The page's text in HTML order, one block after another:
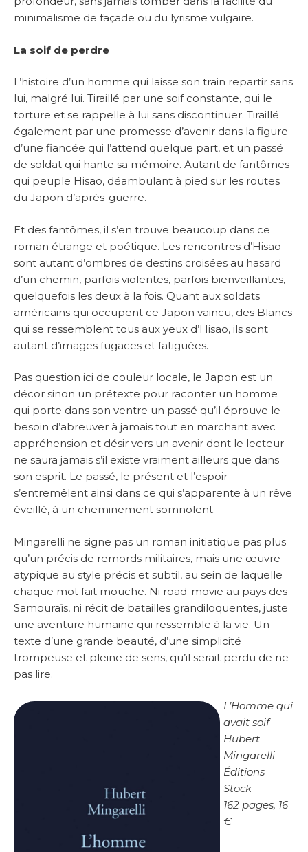
minimalisme de façade ou du lyrisme vulgaire.
La soif de perdre
L’histoire d’un homme qui laisse son train repartir sans
lui, malgré lui. Tiraillé par une soif constante, qui le
torture et se rappelle à lui sans discontinuer. Tiraillé
également par une promesse d’avenir dans la figure
d’une fiancée qui l’attend quelque part, et un passé
de soldat qui hante sa mémoire. Autant de fantômes
qui peuple Hisao, déambulant à pied sur les routes
du Japon d’après-guerre.
Et des fantômes, il s’en trouve beaucoup dans ce
roman étrange et poétique. Les rencontres d’Hisao
sont autant d’ombres de destins croisées au hasard
d’un chemin, parfois violentes, parfois bienveillantes,
quelquefois les deux à la fois. Quant aux soldats
américains qui occupent ce Japon vaincu, des Blancs
qui se ressemblent tous aux yeux d’Hisao, ils sont
autant d’images fugaces et fatiguées.
Pas question ici de couleur locale, le Japon est un
décor sinon un prétexte pour raconter un homme
qui porte dans son ventre un passé qu’il éprouve le
besoin d’abreuver à jamais tout en marchant avec
appréhension et désir vers un avenir dont le lecteur
ne saura jamais s’il existe vraiment ailleurs que dans
son esprit. Le passé, le présent et l’espoir
s’entremêlent ainsi dans ce qui s’apparente à un rêve
éveillé, à un cheminement somnolent.
Mingarelli ne signe pas un roman initiatique pas plus
qu’un précis de remords militaires, mais une œuvre
atypique au style précis et subtil, au sein de laquelle
chaque mot fait mouche. Ni road-movie au pays des
Samouraïs, ni récit de batailles grandiloquentes, juste
une aventure humaine qui ressemble à la vie. Un
texte d’une grande beauté, d’une simplicité
trompeuse et pleine de sens, qu’il serait perdu de ne
pas lire.
L’Homme qui
avait soif
Hubert
Mingarelli
Éditions
Stock
162 pages, 16
€